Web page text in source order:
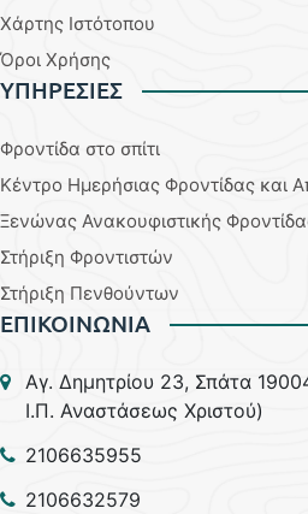
Χάρτης Ιστότοπου
Όροι Χρήσης
YΠΗΡΕΣΙΕΣ
Φροντίδα στο σπίτι
Κέντρο Ημερήσιας Φροντίδας και
Ξενώνας Ανακουφιστικής
Στήριξη Φροντιστών
Στήριξη Πενθούντων
ΕΠΙΚΟΙΝΩΝΙΑ
Aγ. Δημητρίου 23, Σπάτα
Ι.Π. Αναστάσεως Χριστού)
2106635955
2106632579